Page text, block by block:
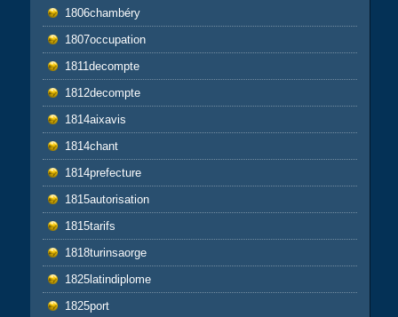
1806chambéry
1807occupation
1811decompte
1812decompte
1814aixavis
1814chant
1814prefecture
1815autorisation
1815tarifs
1818turinsaorge
1825latindiplome
1825port